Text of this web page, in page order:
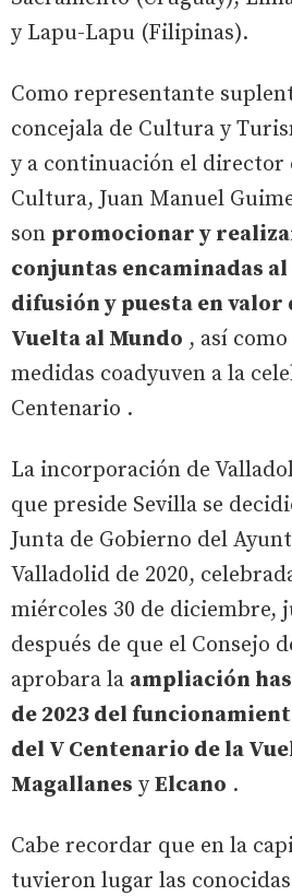
y Lapu-Lapu (Filipinas).
Como representante
concejala de Cultura y
y a continuación el director
Cultura, Juan Manuel
son promocionar y
conjuntas encaminadas
difusión y puesta en valor
Vuelta al Mundo , así
medidas coadyuven a la
Centenario .
La incorporación de
que preside Sevilla se
Junta de Gobierno del
Valladolid de 2020,
miércoles 30 de diciembre,
después de que el Consejo
aprobara la ampliación
de 2023 del
del V Centenario de la
Magallanes yElcano .
Cabe recordar que en la
tuvieron lugar las